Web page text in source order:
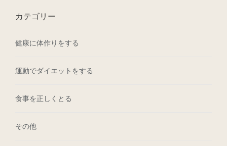
カテゴリー
健康に体作りをする
運動でダイエットをする
食事を正しくとる
その他